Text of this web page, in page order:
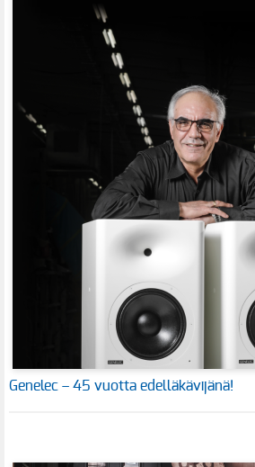
Genelec – 45 vuotta edelläkävijänä!